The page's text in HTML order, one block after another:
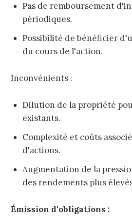
Pas de remboursement
périodiques.
Possibilité de bénéficier
du cours de l'action.
Inconvénients :
Dilution de la propriété
existants.
Complexité et coûts
d'actions.
Augmentation de la
des rendements plus
Émission d'obligations :